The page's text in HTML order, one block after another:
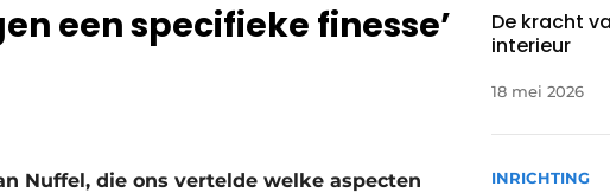
een specifieke finesse’
Nuffel, die ons vertelde welke aspecten
De kracht
interieur
18 mei 2026
INRICHTING